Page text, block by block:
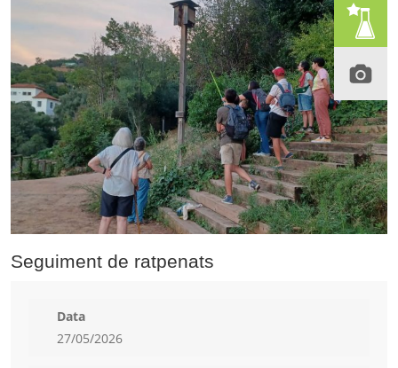
Seguiment de ratpenats
Data
27/05/2026